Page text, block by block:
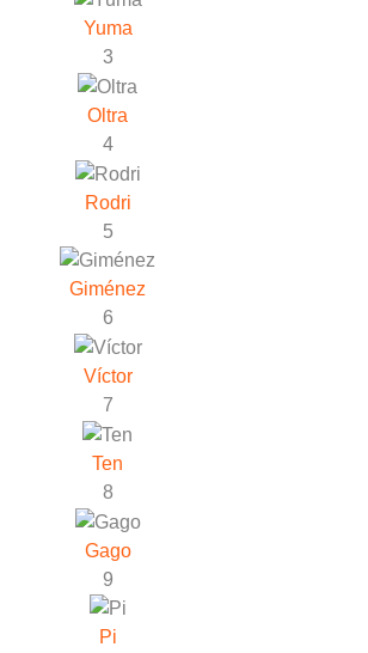
Yuma
3
Oltra
4
Rodri
5
Giménez
6
Víctor
7
Ten
8
Gago
9
Pi